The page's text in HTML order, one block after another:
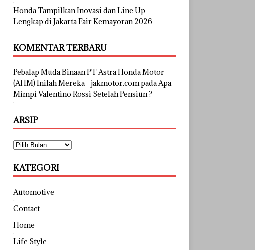
Honda Tampilkan Inovasi dan Line Up
Lengkap di Jakarta Fair Kemayoran 2026
KOMENTAR TERBARU
Pebalap Muda Binaan PT Astra Honda Motor
(AHM) Inilah Mereka - jakmotor.compadaApa
Mimpi Valentino Rossi Setelah Pensiun ?
ARSIP
KATEGORI
Automotive
Contact
Home
Life Style